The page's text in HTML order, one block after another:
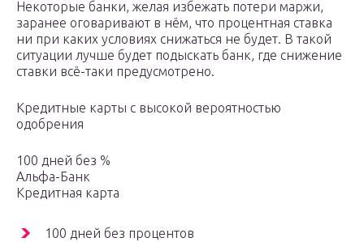
Некоторые банки, желая избежать потери маржи,
заранее оговаривают в нём, что процентная ставка
ни при каких условиях снижаться не будет. В такой
ситуации лучше будет подыскать банк, где снижение
ставки всё-таки предусмотрено.
Кредитные карты с высокой вероятностью
одобрения
100 дней без %
Альфа-Банк
Кредитная карта
100 дней без процентов